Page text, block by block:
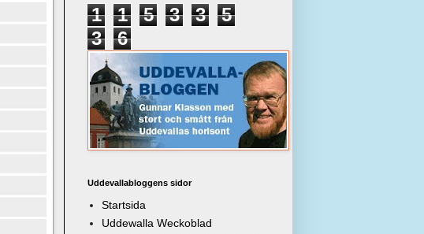
1 1 5 3 3
5
3
6
Uddevallabloggens sidor
Startsida
Uddewalla Weckoblad